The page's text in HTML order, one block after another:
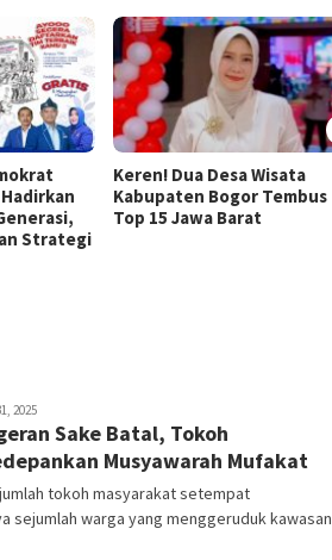
Strategi
Keren! Dua Desa Wisata
Kabupaten Bogor Tembus
Top 15 Jawa Barat
2025
Sake Batal, Tokoh
Musyawarah Mufakat
tokoh masyarakat setempat
sejumlah warga yang menggeruduk kawasan